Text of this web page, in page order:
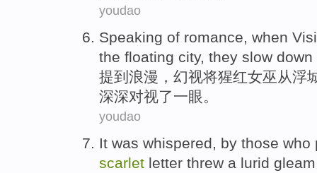
youdao
Speaking of romance, when
the floating city, they slow down
提到 浪漫 ， 幻视将猩红女巫 从浮
深深对视了一眼。
youdao
It was whispered, by those who
scarlet letter threw a lurid gleam